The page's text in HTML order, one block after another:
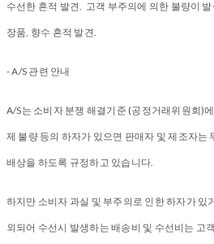
수선한 흔적 발견. 고객 부주의에 의한 불량이
장품, 향수 흔적 발견.
- A/S 관련 안내
A/S는 소비자 분쟁 해결기준 (공정거래위원회)
제 불량 등의 하자가 있으면 판매자 및 제조자는
배상을 하도록 규정하고 있습니다.
하지만 소비자 과실 및 부주의로 인한 하자가 있
외되어 수선시 발생하는 배송비 및 수선비는 고